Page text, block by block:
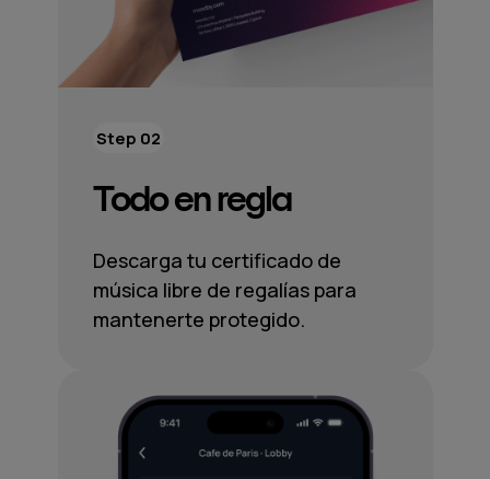
Todo en regla
Descarga tu certificado de
música libre de regalías para
mantenerte protegido.
Step 02